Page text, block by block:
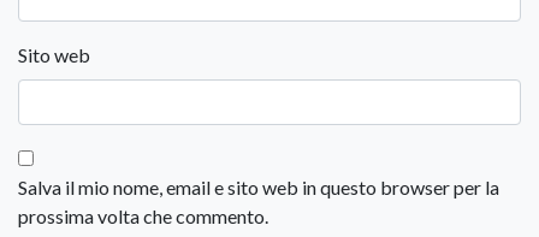
Sito web
Salva il mio nome, email e sito web in questo browser per la
prossima volta che commento.